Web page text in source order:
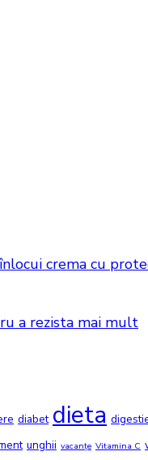
crema cu
a rezista mai mult
diabet dieta
unghii vacanțe Vitamina C